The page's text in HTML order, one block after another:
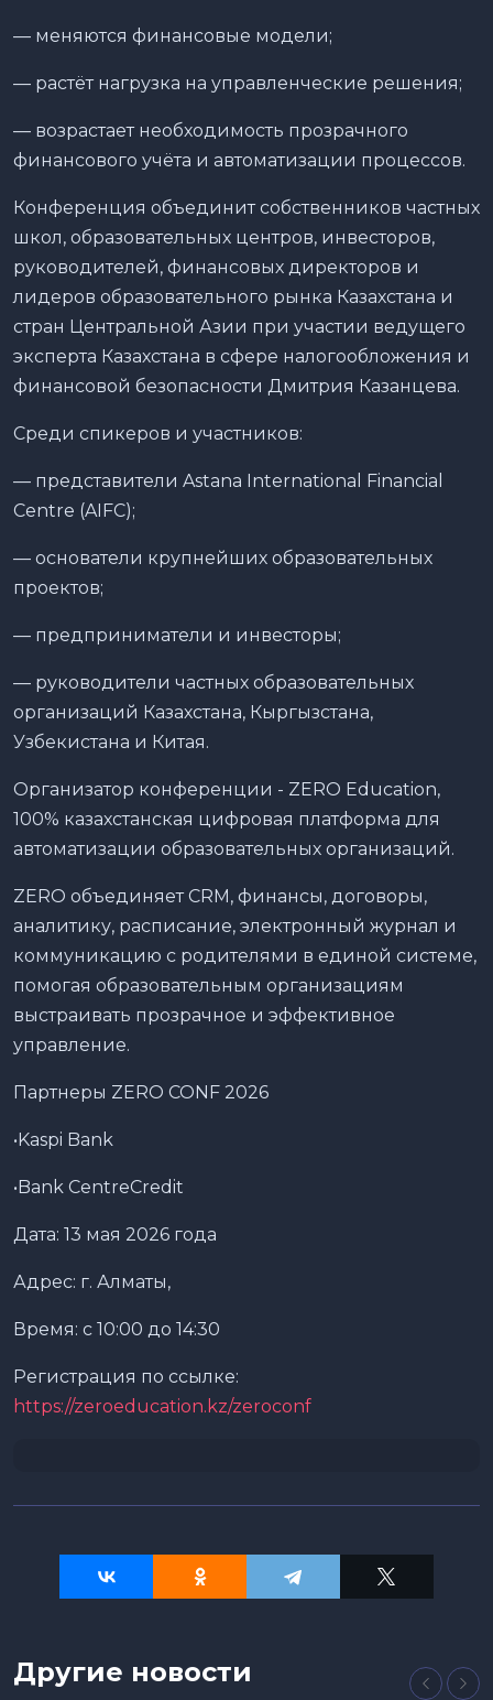
— меняются финансовые модели;
— растёт нагрузка на управленческие решения;
— возрастает необходимость прозрачного
финансового учёта и автоматизации процессов.
Конференция объединит собственников частных
школ, образовательных центров, инвесторов,
руководителей, финансовых директоров и
лидеров образовательного рынка Казахстана и
стран Центральной Азии при участии ведущего
эксперта Казахстана в сфере налогообложения и
финансовой безопасности Дмитрия Казанцева.
Среди спикеров и участников:
— представители Astana International Financial
Centre (AIFC);
— основатели крупнейших образовательных
проектов;
— предприниматели и инвесторы;
— руководители частных образовательных
организаций Казахстана, Кыргызстана,
Узбекистана и Китая.
Организатор конференции - ZERO Education,
100% казахстанская цифровая платформа для
автоматизации образовательных организаций.
ZERO объединяет CRM, финансы, договоры,
аналитику, расписание, электронный журнал и
коммуникацию с родителями в единой системе,
помогая образовательным организациям
выстраивать прозрачное и эффективное
управление.
Партнеры ZERO CONF 2026
•Kaspi Bank
•Bank CentreCredit
Дата: 13 мая 2026 года
Адрес: г. Алматы,
Время: с 10:00 до 14:30
Регистрация по ссылке:
https://zeroeducation.kz/zeroconf
Другие новости